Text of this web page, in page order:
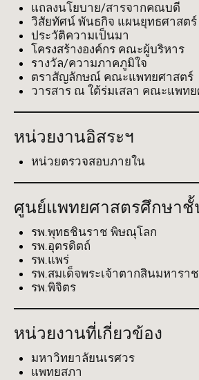
แถลงนโยบาย/สารจากคณบดี
วิสัยทัศน์ พันธกิจ แผนยุทธศาสตร์
ประวัติความเป็นมา
โครงสร้างองค์กร คณะผู้บริหาร
รางวัล/ความภาคภูมิใจ
ตราสัญลักษณ์ คณะแพทยศาสตร์
วารสาร ณ ใต้ร่มเสลา คณะแพท
หน่วยงานอิสระฯ
หน่วยตรวจสอบภายใน
ศูนย์แพทยศาสตรศึกษา
รพ.พุทธชินราช พิษณุโลก
รพ.อุตรดิตถ์
รพ.แพร่
รพ.สมเด็จพระเจ้าตากสินมหาราช
รพ.พิจิตร
หน่วยงานที่เกี่ยวข้อง
มหาวิทยาลัยนเรศวร
แพทยสภา